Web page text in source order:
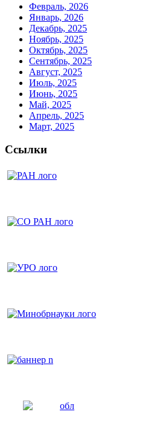
Февраль, 2026
Январь, 2026
Декабрь, 2025
Ноябрь, 2025
Октябрь, 2025
Сентябрь, 2025
Август, 2025
Июль, 2025
Июнь, 2025
Май, 2025
Апрель, 2025
Март, 2025
Ссылки